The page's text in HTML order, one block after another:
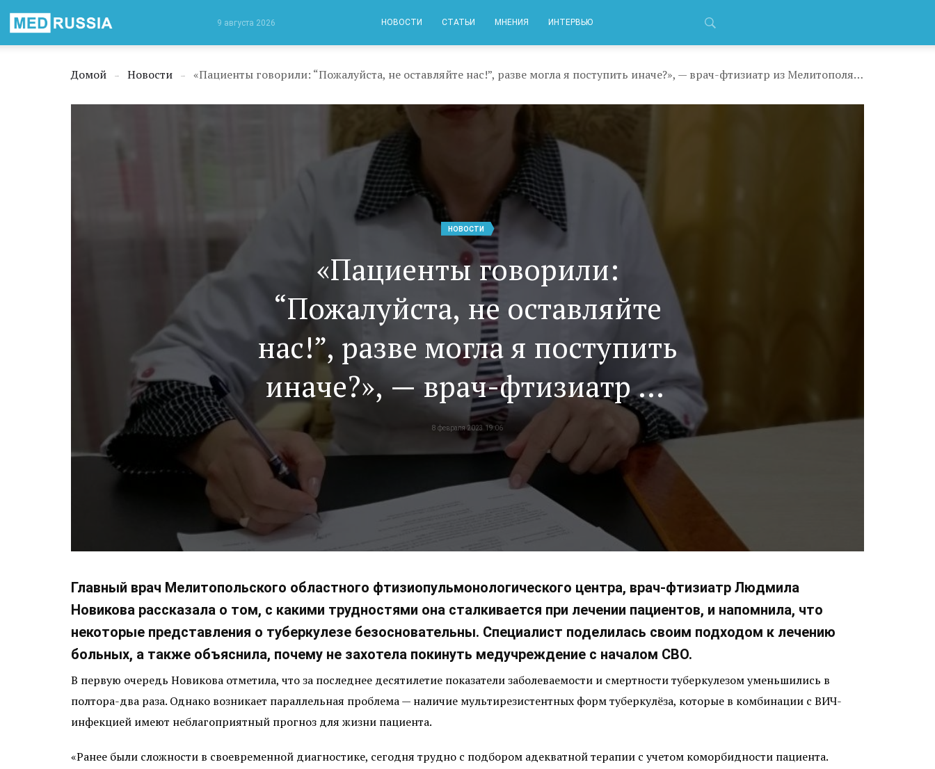
9 августа 2026 НОВОСТИ СТАТЬИ МНЕНИЯ ИНТЕРВЬЮ
Домой → Новости → «Пациенты говорили: “Пожалуйста, не оставляйте нас!”, разве могла я поступить иначе?», — врач-фтизиатр из Мелитополя рассказала о своей работе
НОВОСТИ
«Пациенты говорили:
“Пожалуйста, не оставляйте
нас!”, разве могла я поступить
иначе?», — врач-фтизиатр из
Мелитополя рассказала о
своей работе
8 февраля 2023 19:06
Главный врач Мелитопольского областного фтизиопульмонологического центра, врач-фтизиатр Людмила
Новикова рассказала о том, с какими трудностями она сталкивается при лечении пациентов, и напомнила, что
некоторые представления о туберкулезе безосновательны. Специалист поделилась своим подходом к лечению
больных, а также объяснила, почему не захотела покинуть медучреждение с началом СВО.
В первую очередь Новикова отметила, что за последнее десятилетие показатели заболеваемости и смертности туберкулезом уменьшились в
полтора-два раза. Однако возникает параллельная проблема — наличие мультирезистентных форм туберкулёза, которые в комбинации с ВИЧ-
инфекцией имеют неблагоприятный прогноз для жизни пациента.
«Ранее были сложности в своевременной диагностике, сегодня трудно с подбором адекватной терапии с учетом коморбидности пациента.